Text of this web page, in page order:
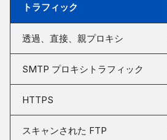
トラフィック
透過、直接、親プロキシ
SMTP プロキシトラフィック
HTTPS
スキャンされた FTP